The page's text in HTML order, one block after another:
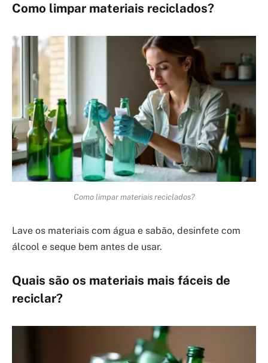
Como limpar materiais reciclados?
Como limpar materiais reciclados?
Lave os materiais com água e sabão, desinfete com
álcool e seque bem antes de usar.
Quais são os materiais mais fáceis de
reciclar?